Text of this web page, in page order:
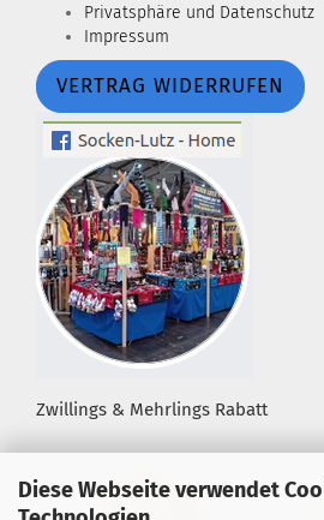
Diese Webseite verwendet
Privatsphäre und Datenschutz
Impressum
VERTRAG WIDERRUFEN
Zwillings & Mehrlings Rabatt